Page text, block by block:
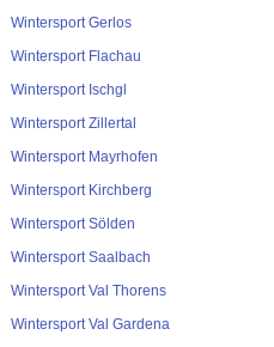
Wintersport Gerlos
Wintersport Flachau
Wintersport Ischgl
Wintersport Zillertal
Wintersport Mayrhofen
Wintersport Kirchberg
Wintersport Sölden
Wintersport Saalbach
Wintersport Val Thorens
Wintersport Val Gardena